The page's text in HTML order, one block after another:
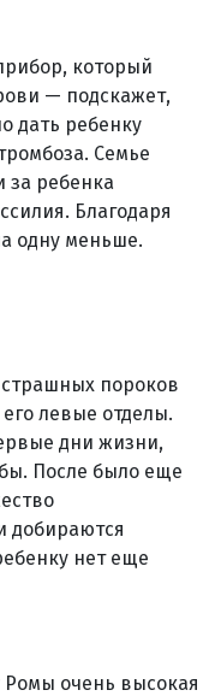
который
— подскажет,
дать ребенку
Семье
за ребенка
Благодаря
одну меньше.
пороков
левые отделы.
дни жизни,
После было еще
добираются
нет еще
Ромы очень высокая